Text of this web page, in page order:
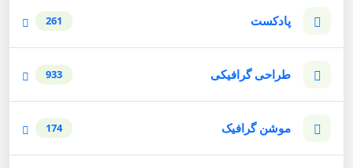
پادکست 261
طراحی گرافیکی 933
موشن گرافیک 174